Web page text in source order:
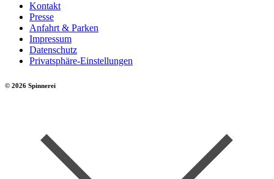
Kontakt
Presse
Anfahrt & Parken
Impressum
Datenschutz
Privatsphäre-Einstellungen
© 2026 Spinnerei